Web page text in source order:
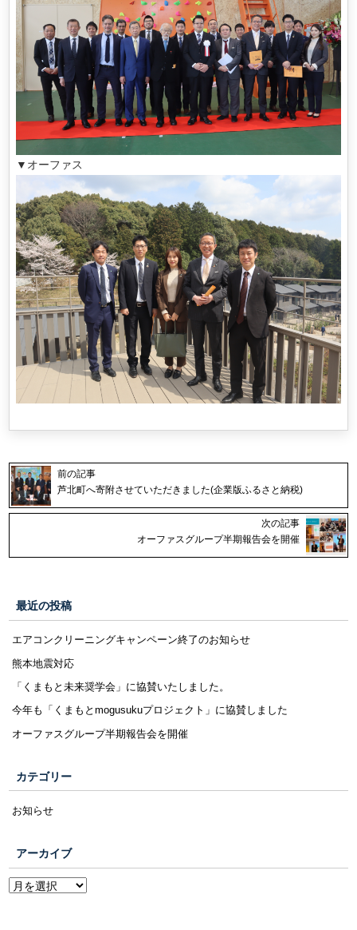
▼オーファス
前の記事
芦北町へ寄附させていただきました(企業版ふるさと納税)
次の記事
オーファスグループ半期報告会を開催
最近の投稿
エアコンクリーニングキャンペーン終了のお知らせ
熊本地震対応
「くまもと未来奨学会」に協賛いたしました。
今年も「くまもとmogusukuプロジェクト」に協賛しました
オーファスグループ半期報告会を開催
カテゴリー
お知らせ
アーカイブ